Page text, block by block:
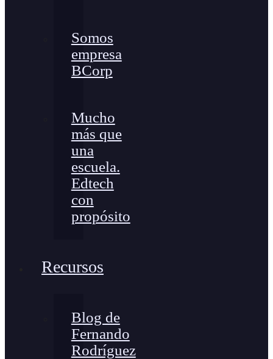
Somos
empresa
BCorp
Mucho
más que
una
escuela.
Edtech
con
propósito
Recursos
Blog de
Fernando
Rodríguez